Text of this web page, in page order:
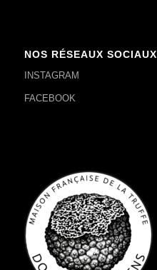
NOS RÉSEAUX SOCIAUX
INSTAGRAM
FACEBOOK